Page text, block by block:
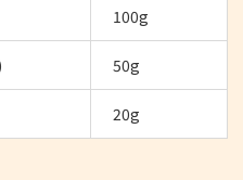
100g
50g
20g